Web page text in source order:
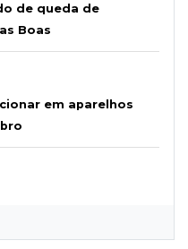
de queda de
Boas
em aparelhos